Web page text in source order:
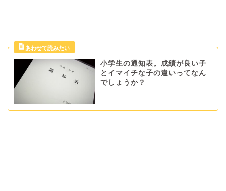
小学生の通知表。成績が良い子
とイマイチな子の違いってなん
でしょうか？